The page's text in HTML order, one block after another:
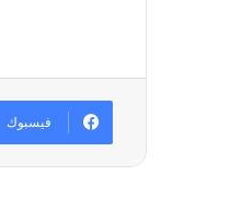
فيسبوك